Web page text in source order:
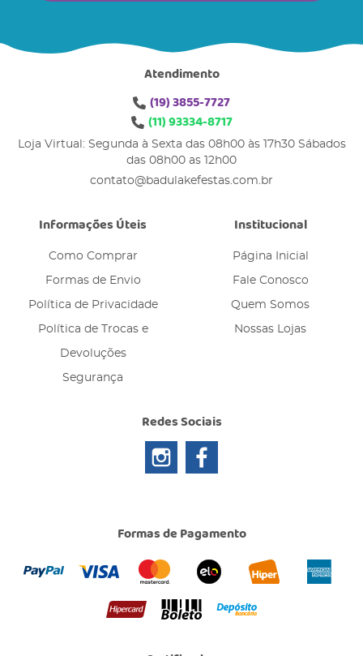
Atendimento
(19)3855-7727
(11)93334-8717
Loja Virtual: Segunda à Sexta das 08h00 às 17h30 Sábados
das 08h00 as 12h00
contato@badulakefestas.com.br
Informações Úteis
Como Comprar
Formas de Envio
Política de Privacidade
Política de Trocas e
Devoluções
Segurança
Institucional
Página Inicial
Fale Conosco
Quem Somos
Nossas Lojas
Redes Sociais
Formas de Pagamento